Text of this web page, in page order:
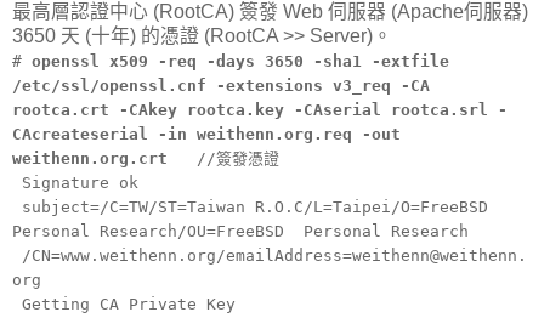
最高層認證中心 (RootCA) 簽發 Web 伺服器 (Apache伺服器)
3650 天 (十年) 的憑證 (RootCA >> Server)。
# openssl x509 -req -days 3650 -sha1 -extfile
/etc/ssl/openssl.cnf -extensions v3_req -CA
rootca.crt -CAkey rootca.key -CAserial rootca.srl -
CAcreateserial -in weithenn.org.req -out
weithenn.org.crt //簽發憑證
Signature ok
subject=/C=TW/ST=Taiwan R.O.C/L=Taipei/O=FreeBSD
Personal Research/OU=FreeBSD Personal Research
/CN=www.weithenn.org/emailAddress=weithenn@weithenn.
org
Getting CA Private Key